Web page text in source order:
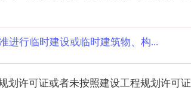
进行临时建设或临时建筑物、构...
划许可证或者未按照建设工程规划许可证